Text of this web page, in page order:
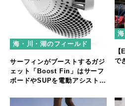
海・川・湖のフィールド
サーフィンがブーストするガジ
ェット「Boost Fin」はサーフ
ボードやSUPを電動アシストす
で